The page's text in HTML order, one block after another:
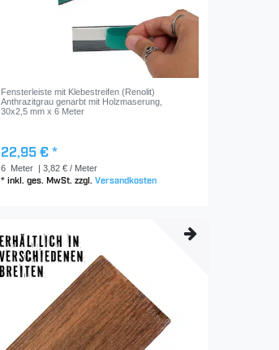
Fensterleiste mit Klebestreifen (Renolit)
Anthrazitgrau genarbt mit Holzmaserung,
30x2,5 mm x 6 Meter
22,95 € *
6 Meter | 3,82 € / Meter
* inkl. ges. MwSt.zzgl. Versandkosten